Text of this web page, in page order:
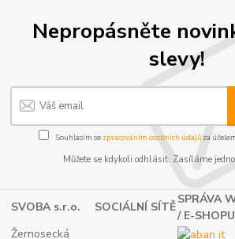
Nepropásněte
slevy!
Souhlasím se zpracováním osobních údajůza
Můžete se kdykoli odhlásit. Zasíláme
SVOBA s.r.o. SOCIÁLNÍ SÍTĚ
SPRÁVA
/ E-SHOPU
Žernosecká